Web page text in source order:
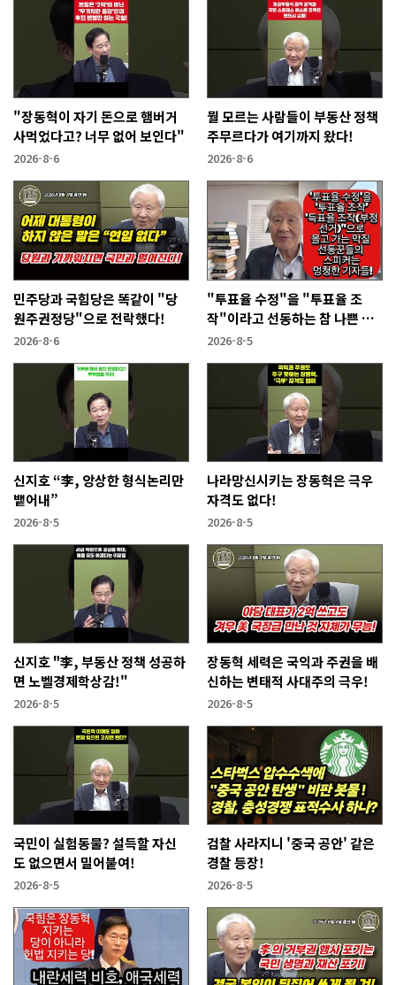
"장동혁이 자기 돈으로 햄버거
사먹었다고? 너무 없어 보인다"
2026-8-6
뭘 모르는 사람들이 부동산 정책
주무르다가 여기까지 왔다!
2026-8-6
민주당과 국힘당은 똑같이 "당
원주권정당"으로 전락했다!
2026-8-6
"투표율 수정"을 "투표율 조
작"이라고 선동하는 참 나쁜 사
람들!
2026-8-5
신지호 “李, 앙상한 형식논리만
뱉어내”
2026-8-5
나라망신시키는 장동혁은 극우
자격도 없다!
2026-8-5
신지호 "李, 부동산 정책 성공하
면 노벨경제학상감!"
2026-8-5
장동혁 세력은 국익과 주권을 배
신하는 변태적 사대주의 극우!
2026-8-5
국민이 실험동물? 설득할 자신
도 없으면서 밀어붙여!
2026-8-5
검찰 사라지니 '중국 공안' 같은
경찰 등장!
2026-8-5